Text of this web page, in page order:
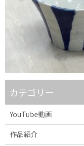
カテゴリー
YouTube動画
作品紹介